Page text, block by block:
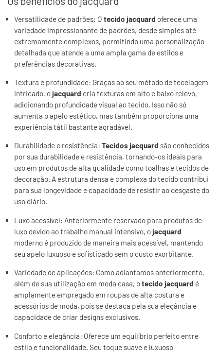
Versatilidade de padrões: O tecido jacquard oferece uma
variedade impressionante de padrões, desde simples até
extremamente complexos, permitindo uma personalização
detalhada que atende a uma ampla gama de estilos e
preferências decorativas.
Textura e profundidade: Graças ao seu método de tecelagem
intricado, ojacquard cria texturas em alto e baixo relevo,
adicionando profundidade visual ao tecido. Isso não só
aumenta o apelo estético, mas também proporciona uma
experiência tátil bastante agradável.
Durabilidade e resistência: Tecidos jacquard são conhecidos
por sua durabilidade e resistência, tornando-os ideais para
uso em produtos de alta qualidade como toalhas e tecidos de
decoração. A estrutura densa e complexa do tecido contribui
para sua longevidade e capacidade de resistir ao desgaste do
uso diário.
Luxo acessível: Anteriormente reservado para produtos de
luxo devido ao trabalho manual intensivo, ojacquard
moderno é produzido de maneira mais acessível, mantendo
seu apelo luxuoso e sofisticado sem o custo exorbitante.
Variedade de aplicações: Como adiantamos anteriormente,
além de sua utilização em moda casa, otecido jacquard é
amplamente empregado em roupas de alta costura e
acessórios de moda, pois se destaca pela sua elegância e
capacidade de criar designs exclusivos.
Conforto e elegância: Oferece um equilíbrio perfeito entre
estilo e funcionalidade. Seu toque suave e luxuoso